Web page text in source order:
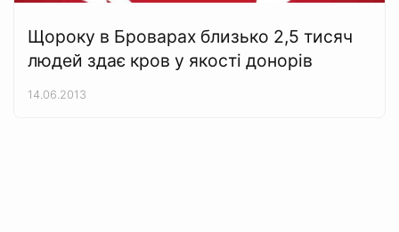
Щороку в Броварах близько 2,5 тисяч
людей здає кров у якості донорів
14.06.2013